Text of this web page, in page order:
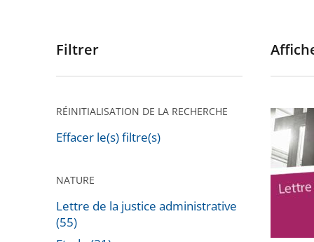
Passer
pour
après
Filtrer
RÉINITIALISATION DE LA RECHERCHE
Effacer le(s) filtre(s)
NATURE
Lettre de la justice administrative
(55)
Lettre
de
la
justice
55